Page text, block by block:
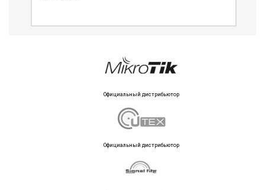
Официальный дистрибьютор
Официальный дистрибьютор